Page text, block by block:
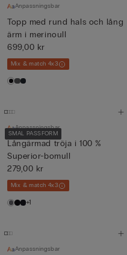
Anpassningsbar
Topp med rund hals och lång
ärm i merinoull
699,00 kr
Mix & match 4x3
SMAL PASSFORM
Anpassningsbar
Långärmad tröja i 100 %
Superior-bomull
279,00 kr
Mix & match 4x3
+1
Anpassningsbar